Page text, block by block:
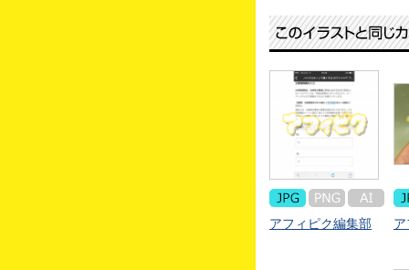
アフィピク編集部